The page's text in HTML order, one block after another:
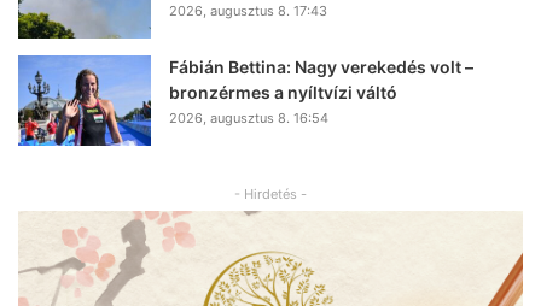
2026, augusztus 8. 17:43
Fábián Bettina: Nagy verekedés volt –
bronzérmes a nyíltvízi váltó
2026, augusztus 8. 16:54
- Hirdetés -